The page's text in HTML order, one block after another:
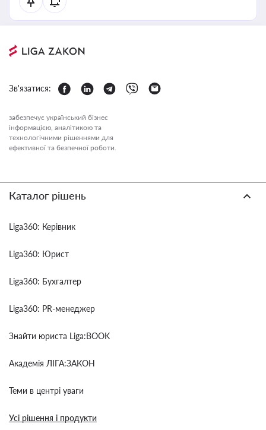
Зв'язатися:
забезпечує український бізнес
інформацією, аналітикою та
технологічними рішеннями для
ефективної та безпечної роботи.
Каталог рішень
Liga360: Керівник
Liga360: Юрист
Liga360: Бухгалтер
Liga360: PR-менеджер
Знайти юриста Liga:BOOK
Академія ЛІГА:ЗАКОН
Теми в центрі уваги
Усі рішення і продукти